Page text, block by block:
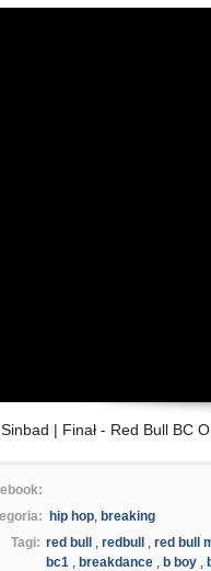
| Finał - Red Bull BC
hip hop, breaking
Tagi: red bull , redbull , red bull
bc1 , breakdance , b boy ,